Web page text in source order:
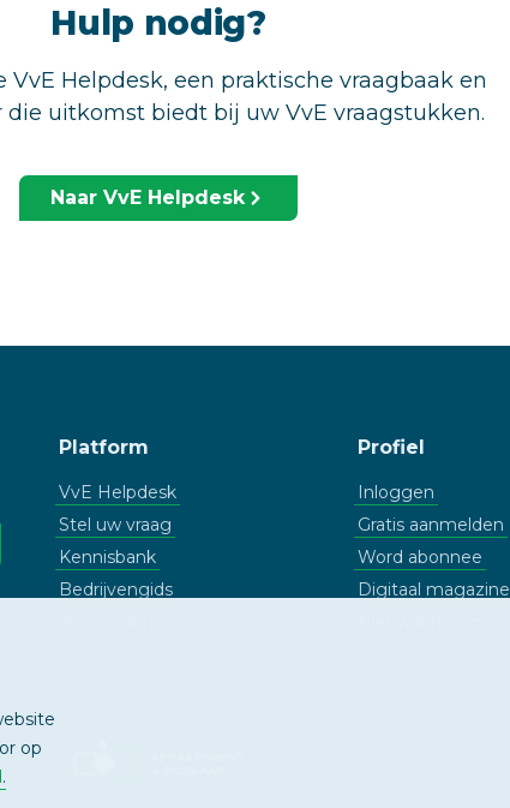
Hulp nodig?
VvE Helpdesk, een praktische vraagbaak en
uitkomst biedt bij uw VvE vraagstukken.
Naar VvE Helpdesk
Platform
VvE Helpdesk
Stel uw vraag
Kennisbank
Bedrijvengids
Profiel
Inloggen
Gratis aanmelden
Word abonnee
Digitaal magazine
op
.